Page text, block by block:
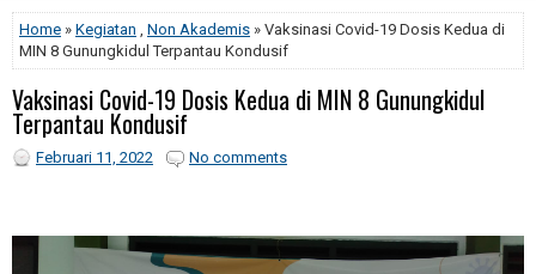
Home » Kegiatan , Non Akademis » Vaksinasi Covid-19 Dosis Kedua di
MIN 8 Gunungkidul Terpantau Kondusif
Vaksinasi Covid-19 Dosis Kedua di MIN 8 Gunungkidul
Terpantau Kondusif
Februari 11, 2022 No comments